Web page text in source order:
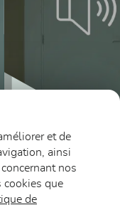
Blocs-portes
acoustiques (non
et feu)
et de
ainsi
nos
cookies que
de